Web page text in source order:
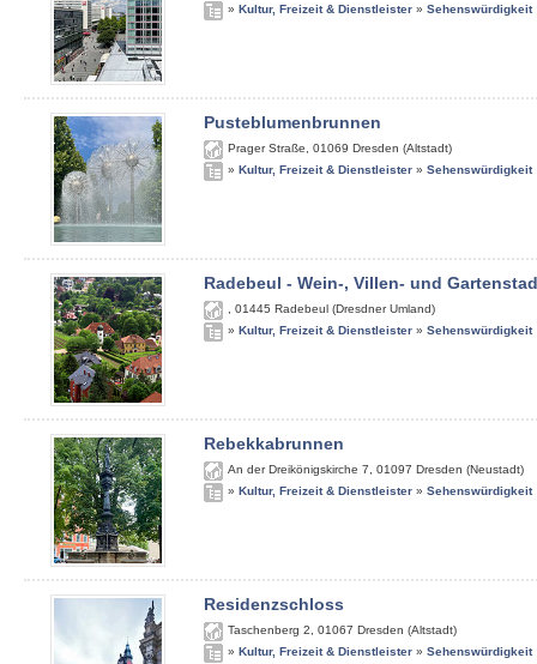
» Kultur, Freizeit & Dienstleister » Sehenswürdigkeit
Pusteblumenbrunnen
Prager Straße 01069 Dresden (Altstadt)
» Kultur, Freizeit & Dienstleister » Sehenswürdigkeit
Radebeul - Wein-, Villen- und
01445 Radebeul (Dresdner Umland)
» Kultur, Freizeit & Dienstleister » Sehenswürdigkeit
Rebekkabrunnen
An der Dreikönigskirche 7 01097 Dresden (Neustadt)
» Kultur, Freizeit & Dienstleister » Sehenswürdigkeit
Residenzschloss
Taschenberg 2 01067 Dresden (Altstadt)
» Kultur, Freizeit & Dienstleister » Sehenswürdigkeit